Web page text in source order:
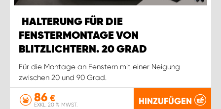
HALTERUNG FÜR DIE
FENSTERMONTAGE VON
BLITZLICHTERN. 20 GRAD
Für die Montage an Fenstern mit einer Neigung
zwischen 20 und 90 Grad.
86 €
EXKL. 20 % MWST. HINZUFÜGEN